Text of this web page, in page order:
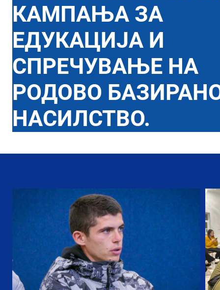
КАМПАЊА ЗА
ЕДУКАЦИЈА И
СПРЕЧУВАЊЕ НА
РОДОВО
НАСИЛСТВО.